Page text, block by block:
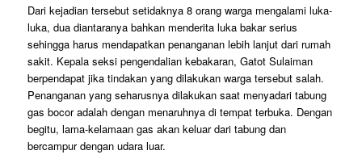
Dari kejadian tersebut setidaknya 8 orang warga mengalami luka-
luka, dua diantaranya bahkan menderita luka bakar serius
sehingga harus mendapatkan penanganan lebih lanjut dari rumah
sakit. Kepala seksi pengendalian kebakaran, Gatot Sulaiman
berpendapat jika tindakan yang dilakukan warga tersebut salah.
Penanganan yang seharusnya dilakukan saat menyadari tabung
gas bocor adalah dengan menaruhnya di tempat terbuka. Dengan
begitu, lama-kelamaan gas akan keluar dari tabung dan
bercampur dengan udara luar.